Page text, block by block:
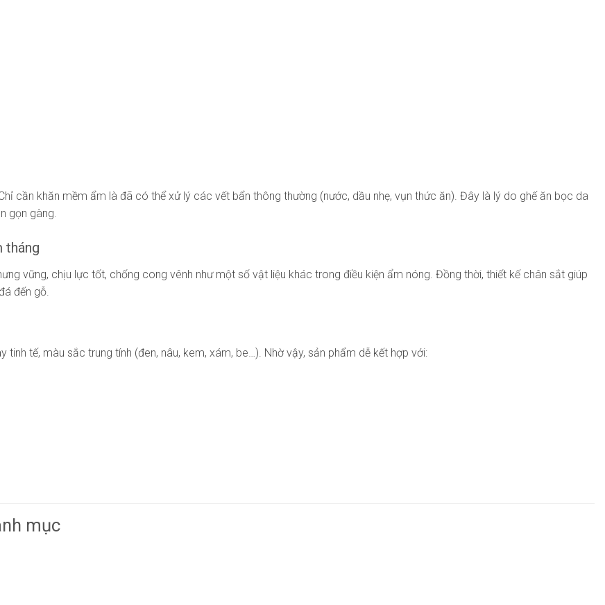
cần khăn mềm ẩm là đã có thể xử lý các vết bẩn thông thường (nước, dầu nhẹ, vụn thức ăn). Đây là lý do ghế ăn bọc da
gọn gàng.
tháng
vững, chịu lực tốt, chống cong vênh như một số vật liệu khác trong điều kiện ẩm nóng. Đồng thời, thiết kế chân sắt giúp
đến gỗ.
tế, màu sắc trung tính (đen, nâu, kem, xám, be…). Nhờ vậy, sản phẩm dễ kết hợp với:
mục